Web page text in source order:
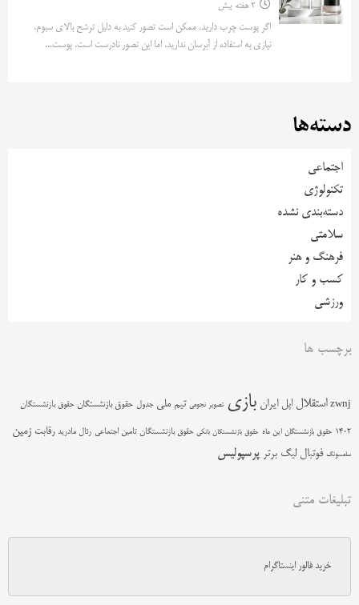
2 هفته پیش
اگر پوست چرب دارید، ممکن است تصور کنید به دلیل ترشح بالای سبوم،
نیازی به استفاده از آبرسان ندارید. اما این تصور نادرست است. پوست...
دسته‌ها
اجتماعی
تکنولوژی
دسته‌بندی نشده
سلامتی
فرهنگ و هنر
کسب و کار
ورزشی
برچسب ها
zwnj استقلال اپل ایران بازی تصویر نجومی تیم ملی جدول حقوق بازنشستگان حقوق بازنشستگان
1402 حقوق بازنشستگان این ماه حقوق بازنشستگان بانکی حقوق بازنشستگان تامین اجتماعی رئال مادرید رقابت زمین
سامسونگ فوتبال لیگ برتر پرسپولیس
تبلیغات متنی
خرید فالور اینستاگرام